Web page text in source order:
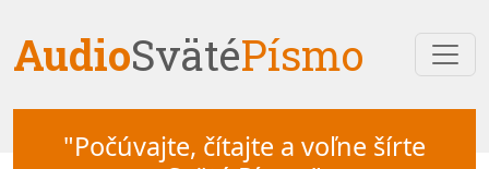
AudioSvätéPísmo
"Počúvajte, čítajte a voľne šírte